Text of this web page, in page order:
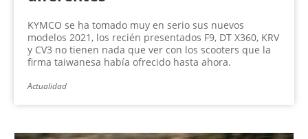
KYMCO se ha tomado muy en serio sus nuevos
modelos 2021, los recién presentados F9, DT X360, KRV
y CV3 no tienen nada que ver con los scooters que la
firma taiwanesa había ofrecido hasta ahora.
Actualidad